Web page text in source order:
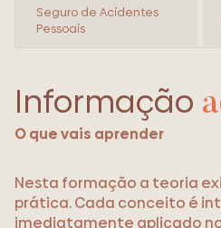
Seguro de Acidentes
Pessoais
Informação
O que vais aprender
Nesta formação a teoria
prática. Cada conceito é
imediatamente aplicado